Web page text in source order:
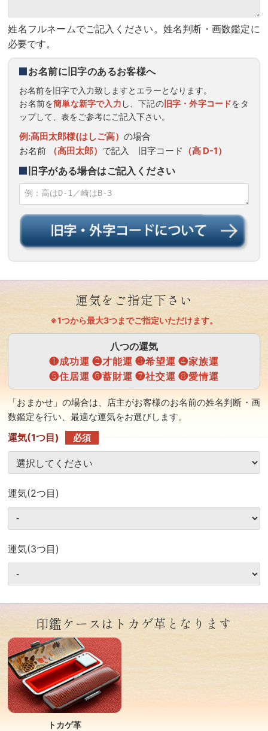
姓名フルネームでご記入ください。姓名判断・画数鑑定に
必要です。
お名前に旧字のあるお客様へ
お名前を旧字で入力致しますとエラーとなります。
お名前を簡単な新字で入力 し、下記の旧字・外字コードをタ
ップして、表をご参考にご記入下さい。
例:髙田太郎様(はしご高）の場合
お名前
（高田太郎） で記入 旧字コード （高 D-1）
旧字がある場合はご記入ください
運気をご指定下さい
※1つから最大3つまでご指定いただけます。
八つの運気
❶成功運 ❷才能運 ❸希望運 ❹家族運
❺住居運 ❻蓄財運 ❼社交運 ❽愛情運
「おまかせ」の場合は、店主がお客様のお名前の姓名判断・画
数鑑定を行い、最適な運気をお選びします。
運気(1つ目) 必須
運気(2つ目)
運気(3つ目)
印鑑ケースはトカゲ革となります
トカゲ革